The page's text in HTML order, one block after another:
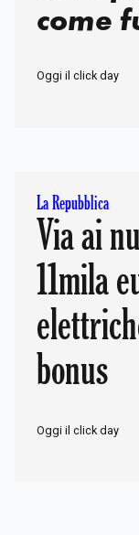
come
Oggi il click day
La Repubblica
Via ai
11mila
bonus
Oggi il click day